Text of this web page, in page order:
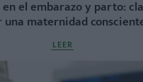
el embarazo y parto:
maternidad
LEER